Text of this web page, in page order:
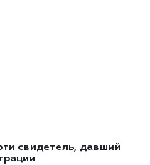
свидетель, давший